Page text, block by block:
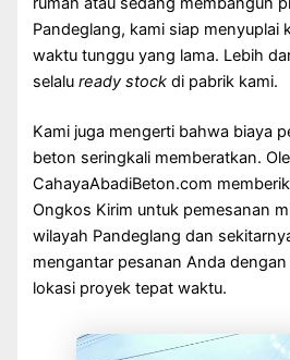
Pandeglang, kami siap menyuplai
waktu tunggu yang lama. Lebih
selaluready stock di pabrik kami.
Kami juga mengerti bahwa biaya
beton seringkali memberatkan.
CahayaAbadiBeton.com
Ongkos Kirim untuk pemesanan
wilayah Pandeglang dan
mengantar pesanan Anda
lokasi proyek tepat waktu.